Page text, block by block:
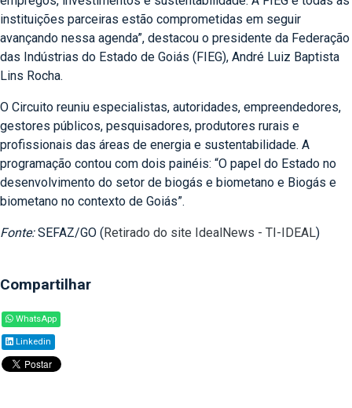
instituições parceiras estão comprometidas em seguir
avançando nessa agenda”, destacou o presidente da Federação
das Indústrias do Estado de Goiás (FIEG), André Luiz Baptista
Lins Rocha.
O Circuito reuniu especialistas, autoridades, empreendedores,
gestores públicos, pesquisadores, produtores rurais e
profissionais das áreas de energia e sustentabilidade. A
programação contou com dois painéis: “O papel do Estado no
desenvolvimento do setor de biogás e biometano e Biogás e
biometano no contexto de Goiás”.
Fonte:SEFAZ/GO (Retirado do site IdealNews - TI-IDEAL)
Compartilhar
WhatsApp
Linkedin